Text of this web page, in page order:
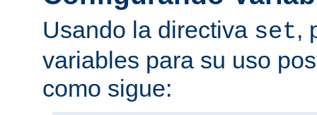
Usando la directiva set,
variables para su uso
como sigue: